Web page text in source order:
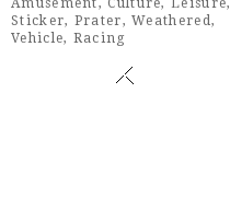
Amusement, Culture,Leisure,
Sticker, Prater,Weathered,
Vehicle, Racing